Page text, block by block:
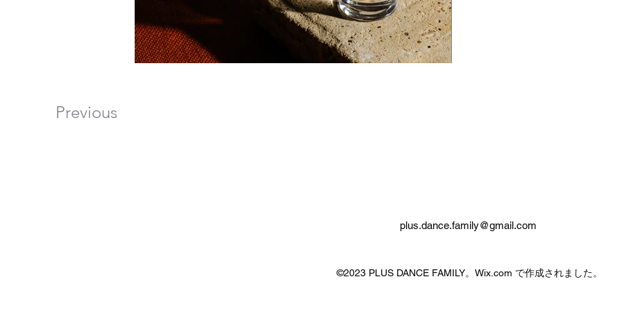
Previous
plus.dance.family@gmail.com
©2023 PLUS DANCE FAMILY。Wix.com で作成されました。